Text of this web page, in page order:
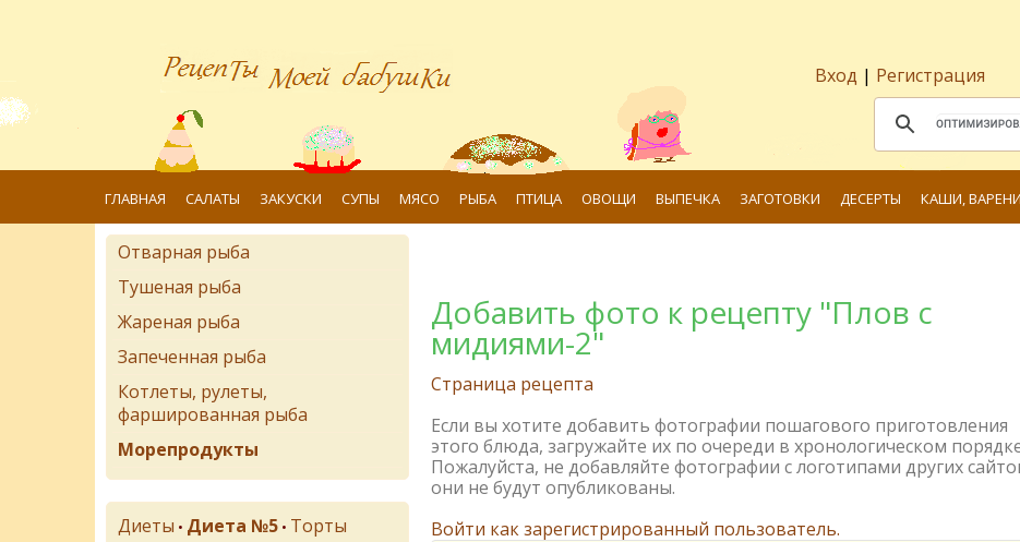
Вход | Регистрация
ГЛАВНАЯ САЛАТЫ ЗАКУСКИ СУПЫ МЯСО РЫБА ПТИЦА ОВОЩИ ВЫПЕЧКА ЗАГОТОВКИ ДЕСЕРТЫ КАШИ,
Добавить фото к рецепту "Плов с
мидиями-2"
Страница рецепта
Если вы хотите добавить фотографии пошагового приготовления
этого блюда, загружайте их по очереди в хронологическом
Пожалуйста, не добавляйте фотографии с логотипами других
они не будут опубликованы.
Войти как зарегистрированный пользователь.
Отварная рыба
Тушеная рыба
Жареная рыба
Запеченная рыба
Котлеты, рулеты,
фаршированная рыба
Морепродукты
Диеты • Диета №5 • Торты